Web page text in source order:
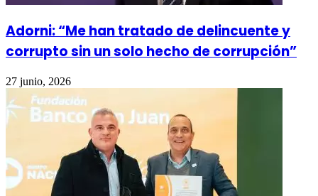
Adorni: “Me han tratado de delincuente y
corrupto sin un solo hecho de corrupción”
27 junio, 2026